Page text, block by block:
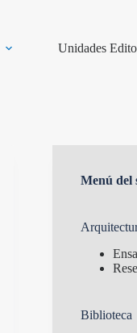
Unidades
Menú del
Biblioteca